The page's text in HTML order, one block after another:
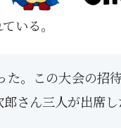
いる。
。この大会の招
さん三人が出席し